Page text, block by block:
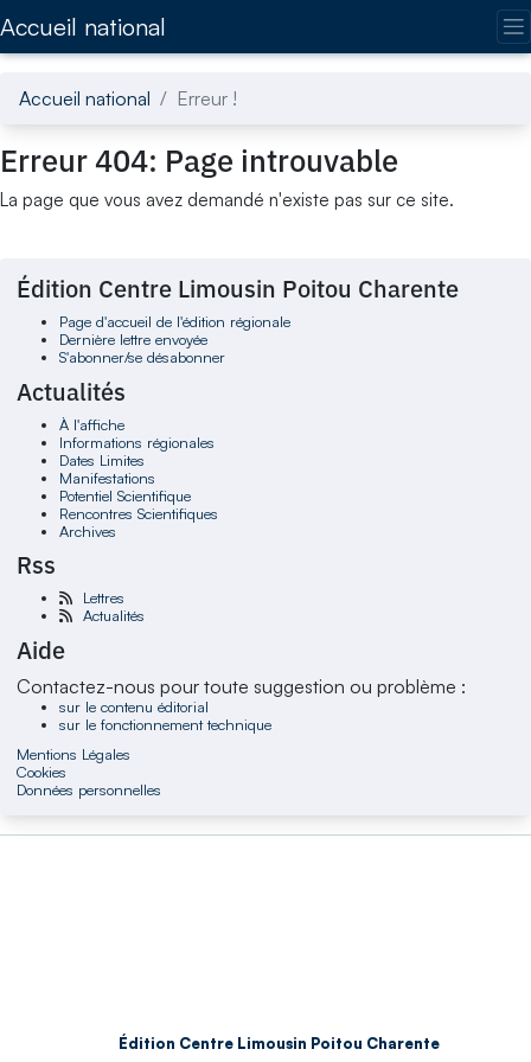
Accueil national
Accueil national Erreur !
Erreur 404: Page introuvable
La page que vous avez demandé n'existe pas sur ce site.
Édition Centre Limousin Poitou Charente
Page d'accueil de l'édition régionale
Dernière lettre envoyée
S'abonner/se désabonner
Actualités
À l'affiche
Informations régionales
Dates Limites
Manifestations
Potentiel Scientifique
Rencontres Scientifiques
Archives
Rss
Lettres
Actualités
Aide
Contactez-nous pour toute suggestion ou problème :
sur le contenu éditorial
sur le fonctionnement technique
Mentions Légales
Cookies
Données personnelles
Édition Centre Limousin Poitou Charente